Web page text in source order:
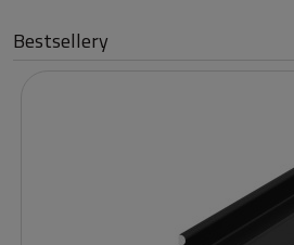
Bestsellery